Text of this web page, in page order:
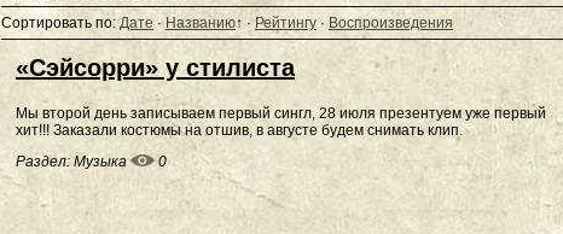
Сортировать по:Дате · Названию↑ · Рейтингу · Воспроизведения
«Сэйсорри» у стилиста
Мы второй день записываем первый сингл, 28 июля презентуем уже первый
хит!!! Заказали костюмы на отшив, в августе будем снимать клип.
Раздел: Музыка 0